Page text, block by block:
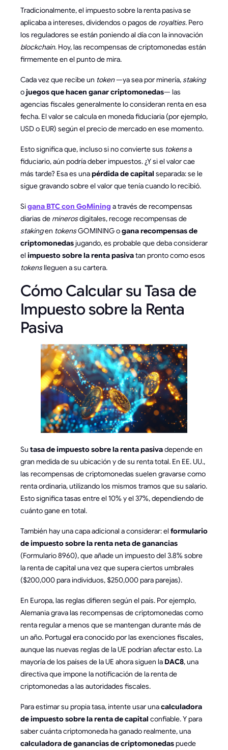
Tradicionalmente, el impuesto sobre la renta pasiva se
aplicaba a intereses, dividendos o pagos de royalties. Pero
los reguladores se están poniendo al día con la innovación
blockchain. Hoy, las recompensas de criptomonedas están
firmemente en el punto de mira.
Cada vez que recibe un token—ya sea por minería,staking
ojuegos que hacen ganar criptomonedas— las
agencias fiscales generalmente lo consideran renta en esa
fecha. El valor se calcula en moneda fiduciaria (por ejemplo,
USD o EUR) según el precio de mercado en ese momento.
Esto significa que, incluso si no convierte sus tokensa
fiduciario, aún podría deber impuestos. ¿Y si el valor cae
más tarde? Esa es unapérdida de capital separada: se le
sigue gravando sobre el valor que tenía cuando lo recibió.
Sigana BTC con GoMininga través de recompensas
diarias de minerosdigitales, recoge recompensas de
stakingen tokensGOMINING ogana recompensas de
criptomonedasjugando, es probable que deba considerar
el impuesto sobre la renta pasivatan pronto como esos
tokenslleguen a su cartera.
Cómo Calcular su Tasa de
Impuesto sobre la Renta
Pasiva
Su tasa de impuesto sobre la renta pasivadepende en
gran medida de su ubicación y de su renta total. En EE. UU.,
las recompensas de criptomonedas suelen gravarse como
renta ordinaria, utilizando los mismos tramos que su salario.
Esto significa tasas entre el 10% y el 37%, dependiendo de
cuánto gane en total.
También hay una capa adicional a considerar: el formulario
de impuesto sobre la renta neta de ganancias
(Formulario 8960), que añade un impuesto del 3.8% sobre
la renta de capital una vez que supera ciertos umbrales
($200,000 para individuos, $250,000 para parejas).
En Europa, las reglas difieren según el país. Por ejemplo,
Alemania grava las recompensas de criptomonedas como
renta regular a menos que se mantengan durante más de
un año. Portugal era conocido por las exenciones fiscales,
aunque las nuevas reglas de la UE podrían afectar esto. La
mayoría de los países de la UE ahora siguen la DAC8, una
directiva que impone la notificación de la renta de
criptomonedas a las autoridades fiscales.
Para estimar su propia tasa, intente usar unacalculadora
de impuesto sobre la renta de capital confiable. Y para
saber cuánta criptomoneda ha ganado realmente, una
calculadora de ganancias de criptomonedaspuede